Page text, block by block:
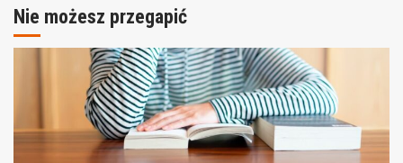
Nie możesz przegapić